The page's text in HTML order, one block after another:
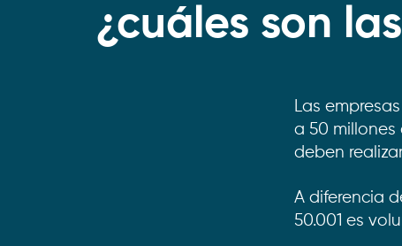
¿cuáles son
Las
a 50 millones
deben
A diferencia
50.001 es